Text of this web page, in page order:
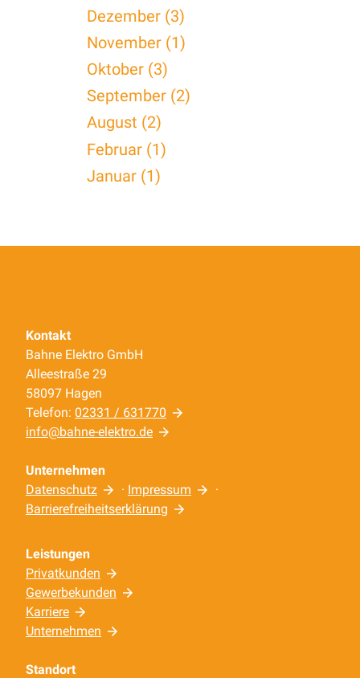
Dezember (3)
November (1)
Oktober (3)
September (2)
August (2)
Februar (1)
Januar (1)
Kontakt
Bahne Elektro GmbH
Alleestraße 29
58097 Hagen
Telefon: 02331 / 631770
info@bahne-elektro.de
Unternehmen
Datenschutz
· Impressum
·
Barrierefreiheitserklärung
Leistungen
Privatkunden
Gewerbekunden
Karriere
Unternehmen
Standort